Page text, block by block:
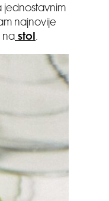
jednostavnim
najnovije
na stol .